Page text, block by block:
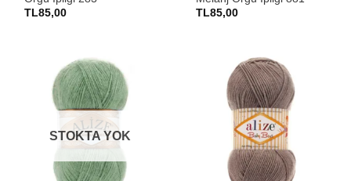
TL85,00
TL85,00
STOKTA YOK